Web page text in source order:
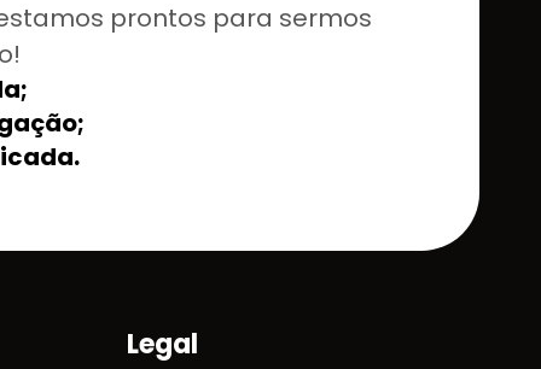
prontos para sermos
Legal